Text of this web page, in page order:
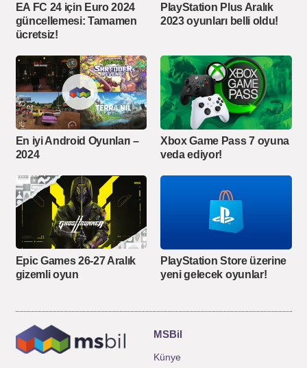
EA FC 24 için Euro 2024
güncellemesi: Tamamen
ücretsiz!
PlayStation Plus Aralık
2023 oyunları belli oldu!
En iyi Android Oyunları –
2024
Xbox Game Pass 7 oyuna
veda ediyor!
Epic Games 26-27 Aralık
gizemli oyun
PlayStation Store üzerine
yeni gelecek oyunlar!
MSBil
Künye